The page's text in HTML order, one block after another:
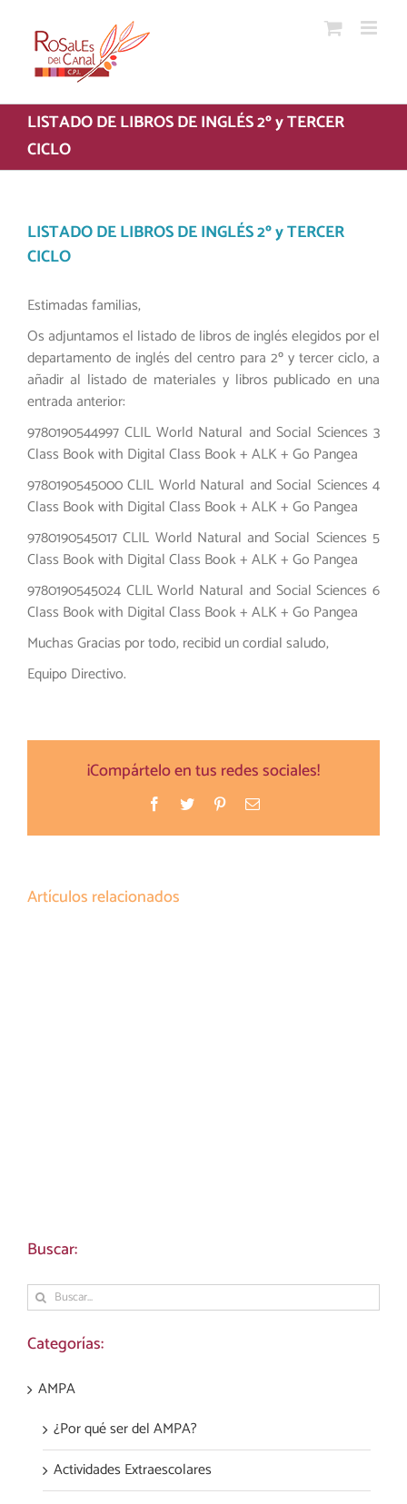
contenido
LISTADO DE LIBROS DE INGLÉS 2º y TERCER
CICLO
LISTADO DE LIBROS DE INGLÉS 2º y TERCER
CICLO
Estimadas familias,
Os adjuntamos el listado de libros de inglés elegidos por el
departamento de inglés del centro para 2º y tercer ciclo, a
añadir al listado de materiales y libros publicado en una
entrada anterior:
9780190544997 CLIL World Natural and Social Sciences 3
Class Book with Digital Class Book + ALK + Go Pangea
9780190545000 CLIL World Natural and Social Sciences 4
Class Book with Digital Class Book + ALK + Go Pangea
9780190545017 CLIL World Natural and Social Sciences 5
Class Book with Digital Class Book + ALK + Go Pangea
9780190545024 CLIL World Natural and Social Sciences 6
Class Book with Digital Class Book + ALK + Go Pangea
Muchas Gracias por todo, recibid un cordial saludo,
Equipo Directivo.
¡Compártelo en tus redes sociales!
Facebook
Twitter PinterestCorreo
Artículos relacionados
Buscar:
Buscar:
Categorías:
AMPA
¿Por qué ser del AMPA?
Actividades Extraescolares